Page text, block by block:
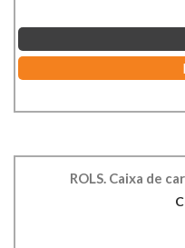
ROLS. Caixa de